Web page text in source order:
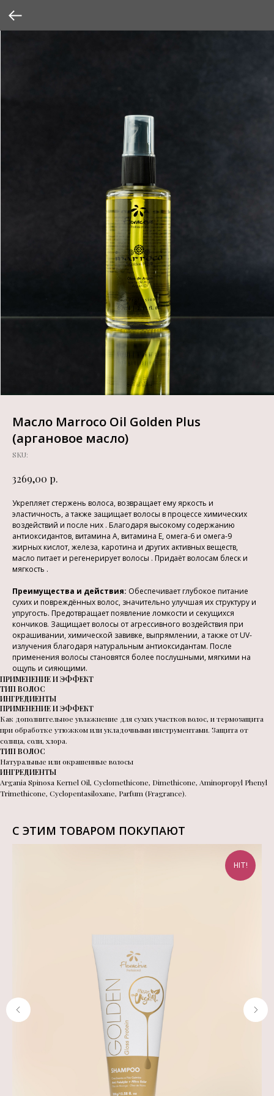
Масло Marroco Oil Golden Plus
(аргановое масло)
SKU:
3269,00 р.
Укрепляет стержень волоса, возвращает ему яркость и
эластичность, а также защищает волосы в процессе химических
воздействий и после них . Благодаря высокому содержанию
антиоксидантов, витамина A, витамина E, омега-6 и омега-9
жирных кислот, железа, каротина и других активных веществ,
масло питает и регенерирует волосы . Придаёт волосам блеск и
мягкость .
Преимущества и действия: Обеспечивает глубокое питание
сухих и повреждённых волос, значительно улучшая их структуру и
упругость. Предотвращает появление ломкости и секущихся
кончиков. Защищает волосы от агрессивного воздействия при
окрашивании, химической завивке, выпрямлении, а также от UV-
излучения благодаря натуральным антиоксидантам. После
применения волосы становятся более послушными, мягкими на
ощупь и сияющими.
ПРИМЕНЕНИЕ И ЭФФЕКТ
ТИП ВОЛОС
ИНГРЕДИЕНТЫ
ПРИМЕНЕНИЕ И ЭФФЕКТ
Как дополнительное увлажнение для сухих участков волос, и термозащита
при обработке утюжком или укладочными инструментами. Защита от
солнца, соли, хлора.
ТИП ВОЛОС
Натуральные или окрашенные волосы
ИНГРЕДИЕНТЫ
Argania Spinosa Kernel Oil, Cyclomethicone, Dimethicone, Aminopropyl Phenyl
Trimethicone, Cyclopentasiloxane, Parfum (Fragrance).
С ЭТИМ ТОВАРОМ ПОКУПАЮТ
HIT!